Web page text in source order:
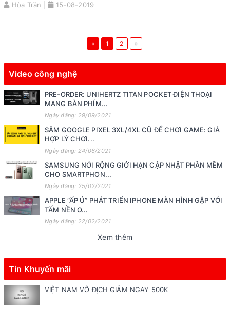
Hòa Trần | 15-08-2019
« 1 2 »
Video công nghệ
PRE-ORDER: UNIHERTZ TITAN POCKET ĐIỆN THOẠI
MANG BÀN PHÍM...
Ngày đăng: 29/09/2021
SẮM GOOGLE PIXEL 3XL/4XL CŨ ĐỂ CHƠI GAME: GIÁ
HỢP LÝ CHƠI...
Ngày đăng: 24/06/2021
SAMSUNG NỚI RỘNG GIỚI HẠN CẬP NHẬT PHẦN MỀM
CHO SMARTPHON...
Ngày đăng: 25/02/2021
APPLE “ẤP Ủ” PHÁT TRIỂN IPHONE MÀN HÌNH GẬP VỚI
TẤM NỀN O...
Ngày đăng: 22/02/2021
Xem thêm
Tin Khuyến mãi
VIỆT NAM VÔ ĐỊCH GIẢM NGAY 500K